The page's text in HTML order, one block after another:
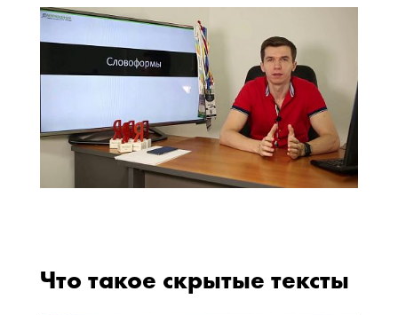
Что такое скрытые тексты